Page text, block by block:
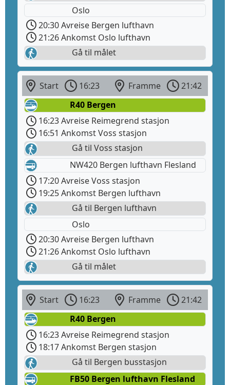
Oslo
20:30 Avreise Bergen lufthavn
21:26 Ankomst Oslo lufthavn
Gå til målet
Start 16:23 Framme
21:42
R40 Bergen
16:23 Avreise Reimegrend stasjon
16:51 Ankomst Voss stasjon
Gå til Voss stasjon
NW420 Bergen lufthavn Flesland
17:20 Avreise Voss stasjon
19:25 Ankomst Bergen lufthavn
Gå til Bergen lufthavn
Oslo
20:30 Avreise Bergen lufthavn
21:26 Ankomst Oslo lufthavn
Gå til målet
Start 16:23 Framme
21:42
R40 Bergen
16:23 Avreise Reimegrend stasjon
18:17 Ankomst Bergen stasjon
Gå til Bergen busstasjon
FB50 Bergen lufthavn Flesland